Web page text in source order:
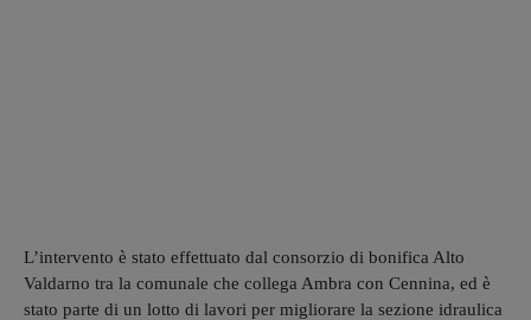
L’intervento è stato effettuato dal consorzio di bonifica Alto
Valdarno tra la comunale che collega Ambra con Cennina, ed è
stato parte di un lotto di lavori per migliorare la sezione idraulica